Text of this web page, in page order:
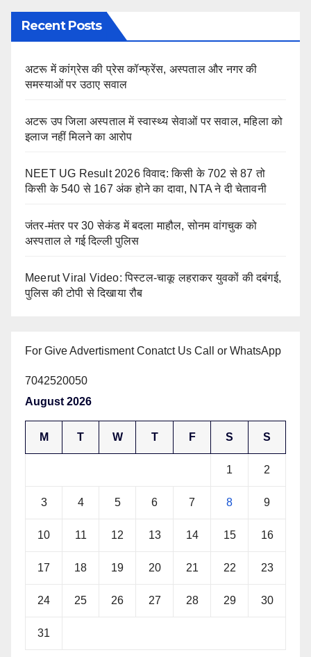
Recent Posts
अटरू में कांग्रेस की प्रेस कॉन्फ्रेंस, अस्पताल और नगर की
समस्याओं पर उठाए सवाल
अटरू उप जिला अस्पताल में स्वास्थ्य सेवाओं पर सवाल, महिला को
इलाज नहीं मिलने का आरोप
NEET UG Result 2026 विवाद: किसी के 702 से 87 तो
किसी के 540 से 167 अंक होने का दावा, NTA ने दी चेतावनी
जंतर-मंतर पर 30 सेकंड में बदला माहौल, सोनम वांगचुक को
अस्पताल ले गई दिल्ली पुलिस
Meerut Viral Video: पिस्टल-चाकू लहराकर युवकों की दबंगई,
पुलिस की टोपी से दिखाया रौब
For Give Advertisment Conatct Us Call or WhatsApp
7042520050
August 2026
M T W T F S S
1 2
3 4 5 6 7 8 9
10 11 12 13 14 15 16
17 18 19 20 21 22 23
24 25 26 27 28 29 30
31